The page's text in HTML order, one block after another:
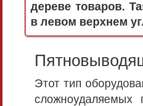
дереве товаров.
в левом верхнем
Этот тип